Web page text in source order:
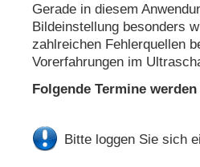
Gerade in diesem
Bildeinstellung besonders
zahlreichen Fehlerquellen
Vorerfahrungen im
Folgende Termine
Bitte loggen Sie sich